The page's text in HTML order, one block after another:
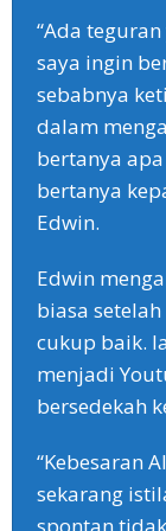
“Ada
saya ingin
sebabnya
dalam
bertanya
bertanya
Edwin.
Edwin
biasa
cukup baik.
menjadi
bersedekah
“Kebesaran
sekarang